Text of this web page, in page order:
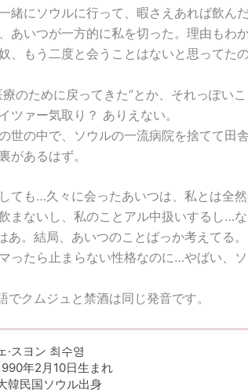
緒にソウルに行って、暇さえあれば飲ん
あいつが一方的に私を切った。理由もわ
、もう二度と会うことはないと思ってた
療のために戻ってきた”とか、それっぽい
ツァー気取り？ ありえない。
世の中で、ソウルの一流病院を捨てて田
があるはず。
ても…久々に会ったあいつは、私とは全然
まないし、私のことアル中扱いするし…な
あ。結局、あいつのことばっか考えてる。
ったら止まらない性格なのに…やばい、
でクムジュと禁酒は同じ発音です。
·スヨン 최수영
年2月10日生まれ
韓民国ソウル出身